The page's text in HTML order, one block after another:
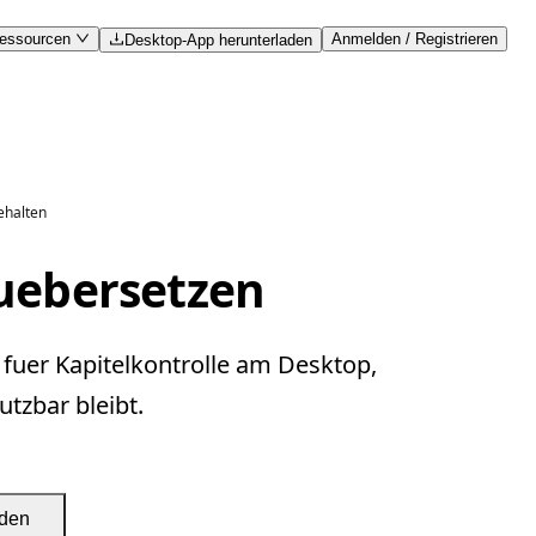
Desktop-App herunterladen Anmelden / Registrieren
Kapitelkontrolle am Desktop,
bleibt.